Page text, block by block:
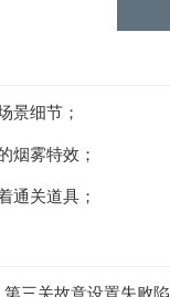
景细节；
烟雾特效；
通关道具；
三关故意设置失败